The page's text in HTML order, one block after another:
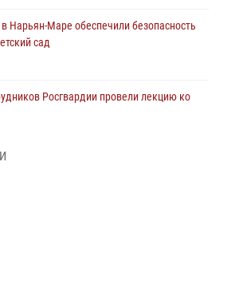
Нарьян-Маре обеспечили безопасность
сад
Росгвардии провели лекцию ко